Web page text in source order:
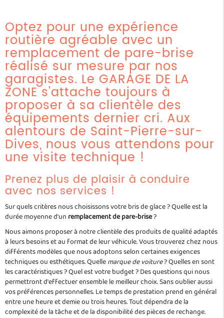
Optez pour une expérience
routière agréable avec un
remplacement de pare-brise
réalisé sur mesure par nos
garagistes. Le GARAGE DE LA
ZONE s'attache toujours à
proposer à sa clientèle des
équipements dernier cri. Aux
alentours de Saint-Pierre-sur-
Dives, nous vous attendons pour
une visite technique !
Prenez plus de plaisir à conduire
avec nos services !
Sur quels critères nous choisissons votre bris de glace ? Quelle est la
durée moyenne d'un remplacement de pare-brise?
Nous aimons proposer à notre clientèle des produits de qualité adaptés
à leurs besoins et au format de leur véhicule. Vous trouverez chez nous
différents modèles que nous adoptons selon certaines exigences
techniques ou esthétiques. Quellemarque de voiture? Quelles en sont
les caractéristiques ? Quel est votre budget ? Des questions qui nous
permettront d'effectuer ensemble le meilleur choix. Sans oublier aussi
vos préférences personnelles. Le temps de prestation prend en général
entre une heure et demie ou trois heures. Tout dépendra de la
complexité de la tâche et de la disponibilité des pièces de rechange.